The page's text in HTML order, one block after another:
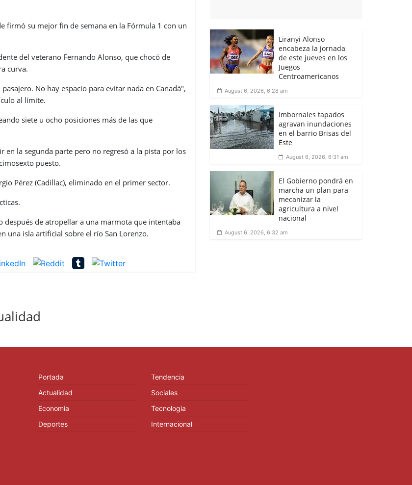
firmó su mejor fin de semana en la Fórmula 1 con un
del veterano Fernando Alonso, que chocó de
curva.
No hay espacio para evitar nada en Canadá",
al límite.
siete u ocho posiciones más de las que
la segunda parte pero no regresó a la pista por los
puesto.
Pérez (Cadillac), eliminado en el primer sector.
de atropellar a una marmota que intentaba
una isla artificial sobre el río San Lorenzo.
Liranyi Alonso
encabeza la jornada
de este jueves en los
Juegos
Centroamericanos
August 6, 2026, 6:28 am
Imbornales tapados
agravan inundaciones
en el barrio Brisas del
Este
August 6, 2026, 6:31 am
El Gobierno pondrá en
marcha un plan para
mecanizar la
agricultura a nivel
nacional
August 6, 2026, 6:32 am
Portada
Actualidad
Economia
Deportes
Tendencia
Sociales
Tecnologia
Internacional